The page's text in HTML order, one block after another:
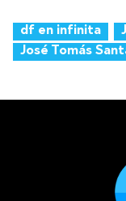
df en infinita
José Tomás